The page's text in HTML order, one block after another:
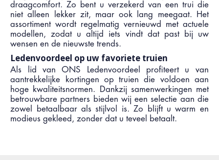
draagcomfort. Zo bent u verzekerd van een trui die
niet alleen lekker zit, maar ook lang meegaat. Het
assortiment wordt regelmatig vernieuwd met actuele
modellen, zodat u altijd iets vindt dat past bij uw
wensen en de nieuwste trends.
Ledenvoordeel op uw favoriete truien
Als lid van ONS Ledenvoordeel profiteert u van
aantrekkelijke kortingen op truien die voldoen aan
hoge kwaliteitsnormen. Dankzij samenwerkingen met
betrouwbare partners bieden wij een selectie aan die
zowel betaalbaar als stijlvol is. Zo blijft u warm en
modieus gekleed, zonder dat u teveel betaalt.